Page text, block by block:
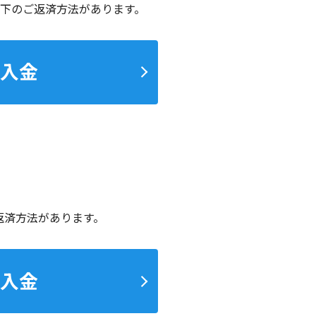
ご返済方法があります。
金
方法があります。
金